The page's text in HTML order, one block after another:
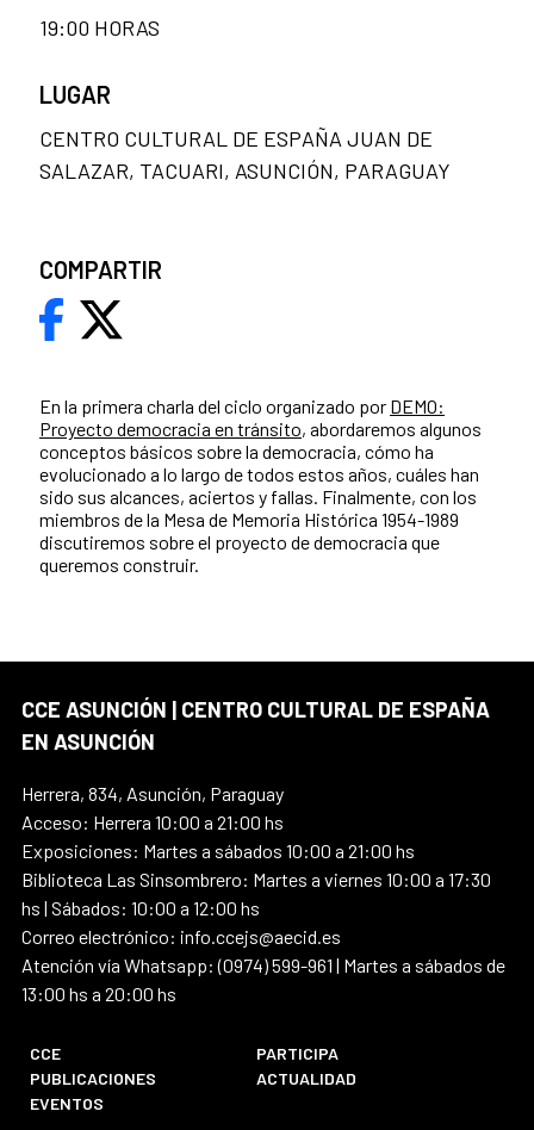
En la primera charla del ciclo organizado por DEMO:
Proyecto democracia en tránsito, abordaremos algunos
conceptos básicos sobre la democracia, cómo ha
evolucionado a lo largo de todos estos años, cuáles han
sido sus alcances, aciertos y fallas. Finalmente, con los
miembros de la Mesa de Memoria Histórica 1954-1989
discutiremos sobre el proyecto de democracia que
queremos construir.
19:00 HORAS
LUGAR
CENTRO CULTURAL DE ESPAÑA JUAN DE
SALAZAR, TACUARI, ASUNCIÓN, PARAGUAY
COMPARTIR
CCE ASUNCIÓN | CENTRO CULTURAL DE ESPAÑA
EN ASUNCIÓN
Herrera, 834, Asunción, Paraguay
Acceso: Herrera 10:00 a 21:00 hs
Exposiciones: Martes a sábados 10:00 a 21:00 hs
Biblioteca Las Sinsombrero: Martes a viernes 10:00 a 17:30
hs | Sábados: 10:00 a 12:00 hs
Correo electrónico: info.ccejs@aecid.es
Atención vía Whatsapp: (0974) 599-961 | Martes a sábados de
13:00 hs a 20:00 hs
CCE
PARTICIPA
PUBLICACIONES
ACTUALIDAD
EVENTOS